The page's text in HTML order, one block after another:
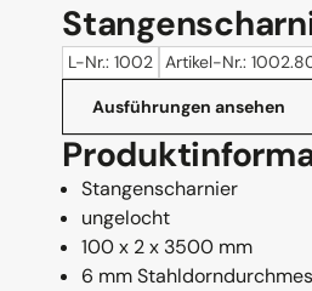
L-Nr.: 1002 Artikel-Nr.:
Ausführungen ansehen
Stangenscharnier
ungelocht
100 x 2 x 3500 mm
6 mm